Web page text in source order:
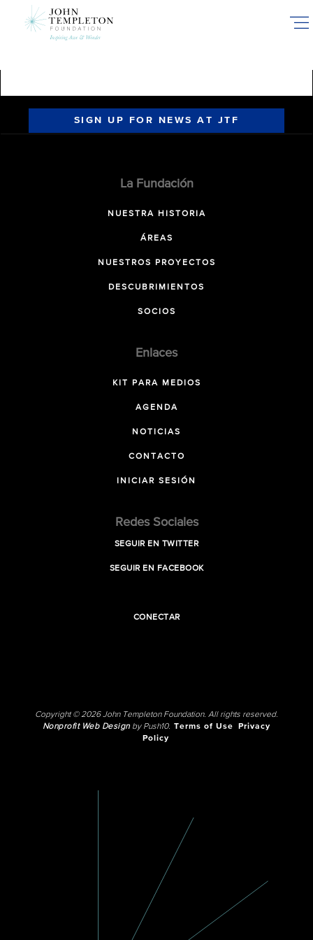
SIGN UP FOR NEWS AT JTF
La Fundación
NUESTRA HISTORIA
ÁREAS
NUESTROS PROYECTOS
DESCUBRIMIENTOS
SOCIOS
Enlaces
KIT PARA MEDIOS
AGENDA
NOTICIAS
CONTACTO
INICIAR SESIÓN
Redes Sociales
SEGUIR EN TWITTER
SEGUIR EN FACEBOOK
CONECTAR
Copyright © 2026 John Templeton Foundation. All rights reserved.
Nonprofit Web Designby Push10. Terms of Use
Privacy
Policy